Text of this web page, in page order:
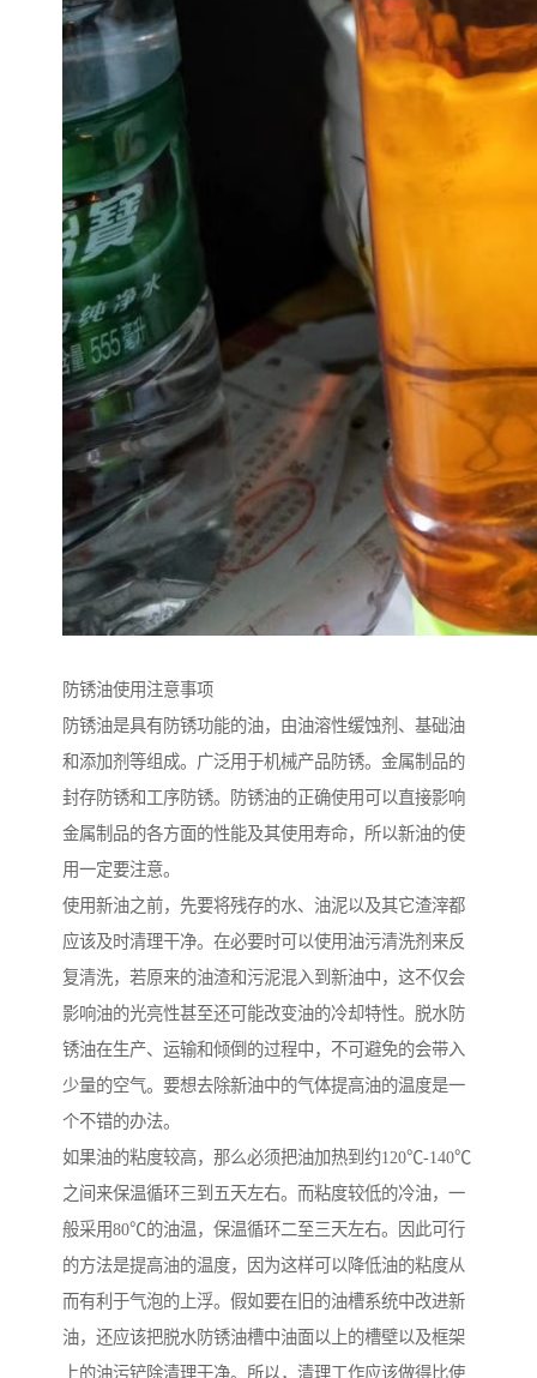
防锈油使用注意事项
防锈油是具有防锈功能的油，由油溶性缓蚀剂、基础油
和添加剂等组成。广泛用于机械产品防锈。金属制品的
封存防锈和工序防锈。防锈油的正确使用可以直接影响
金属制品的各方面的性能及其使用寿命，所以新油的使
用一定要注意。
使用新油之前，先要将残存的水、油泥以及其它渣滓都
应该及时清理干净。在必要时可以使用油污清洗剂来反
复清洗，若原来的油渣和污泥混入到新油中，这不仅会
影响油的光亮性甚至还可能改变油的冷却特性。脱水防
锈油在生产、运输和倾倒的过程中，不可避免的会带入
少量的空气。要想去除新油中的气体提高油的温度是一
个不错的办法。
如果油的粘度较高，那么必须把油加热到约120℃-140℃
之间来保温循环三到五天左右。而粘度较低的冷油，一
般采用80℃的油温，保温循环二至三天左右。因此可行
的方法是提高油的温度，因为这样可以降低油的粘度从
而有利于气泡的上浮。假如要在旧的油槽系统中改进新
油，还应该把脱水防锈油槽中油面以上的槽壁以及框架
上的油污铲除清理干净。所以，清理工作应该做得比使